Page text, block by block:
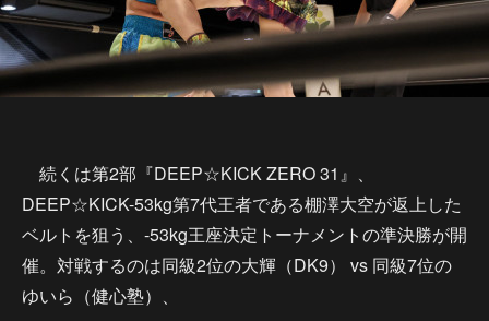
続くは第2部『DEEP☆KICK ZERO 31』、
DEEP☆KICK-53kg第7代王者である棚澤大空が返上した
ベルトを狙う、-53kg王座決定トーナメントの準決勝が開
催。対戦するのは同級2位の大輝（DK9） vs 同級7位の
ゆいら（健心塾）、